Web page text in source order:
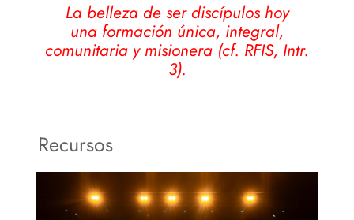
La belleza de ser discípulos hoy
una formación única, integral,
comunitaria y misionera (cf. RFIS, Intr.
3).
Recursos